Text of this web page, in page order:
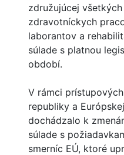
združujúcej
zdravotníckych
laborantov a
súlade s platnou
období.
V rámci
republiky a
dochádzalo k
súlade s
smerníc EÚ, ktoré